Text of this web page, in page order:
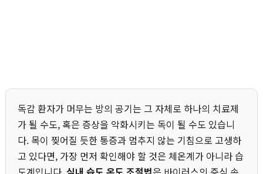
독감 환자가 머무는 방의 공기는 그 자체로 하나의 치료제
가 될 수도, 혹은 증상을 악화시키는 독이 될 수도 있습니
다. 목이 찢어질 듯한 통증과 멈추지 않는 기침으로 고생하
고 있다면, 가장 먼저 확인해야 할 것은 체온계가 아니라 습